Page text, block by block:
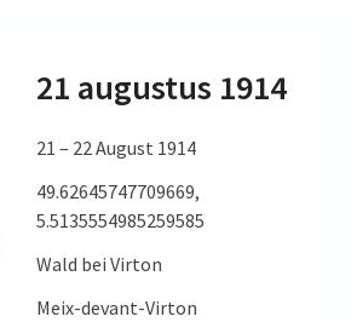
21 augustus 1914
21 – 22 August 1914
49.62645747709669,
5.5135554985259585
Wald bei Virton
Meix-devant-Virton